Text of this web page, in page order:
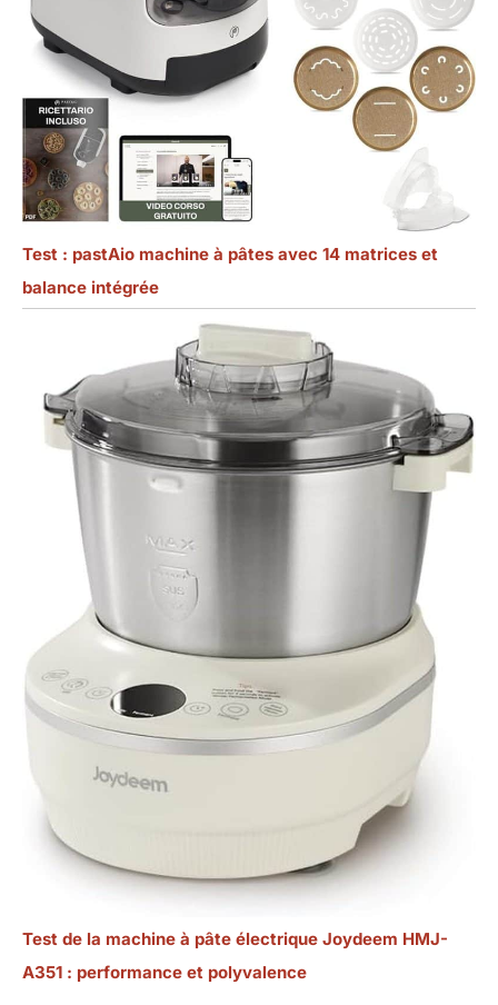
Test : pastAio machine à pâtes avec 14 matrices et
balance intégrée
Test de la machine à pâte électrique Joydeem HMJ-
A351 : performance et polyvalence